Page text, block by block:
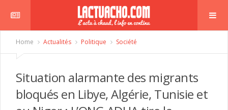
Home Actualités Politique Société
Situation alarmante des migrants
bloqués en Libye, Algérie, Tunisie et